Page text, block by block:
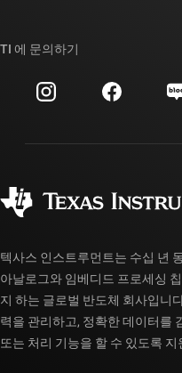
투자 관계
제조
대체품 검색
고객 지원 센터
myTI 계정 FAQ
주문 FAQ
TI 에 문의하기
텍사스 인스트루먼트는 수십 년
아날로그와 임베디드 프로세싱
지 하는 글로벌 반도체 회사입니
력을 관리하고, 정확한 데이터를
또는 처리 기능을 할 수 있도록 지